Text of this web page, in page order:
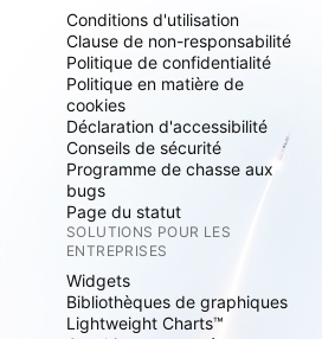
Conditions d'utilisation
Clause de non-responsabilité
Politique de confidentialité
Politique en matière de
cookies
Déclaration d'accessibilité
Conseils de sécurité
Programme de chasse aux
bugs
Page du statut
SOLUTIONS POUR LES
ENTREPRISES
Widgets
Bibliothèques de graphiques
Lightweight Charts™